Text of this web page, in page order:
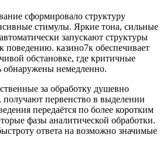
сформировало структуру
стимулы. Яркие тона, сильные
запускают структуры
поведению. казино7к обеспечивает
обстановке, где критичные
немедленно.
за обработку душевно
первенство в выделении
передаётся по более коротким
фазы аналитической обработки.
ответа на возможно значимые